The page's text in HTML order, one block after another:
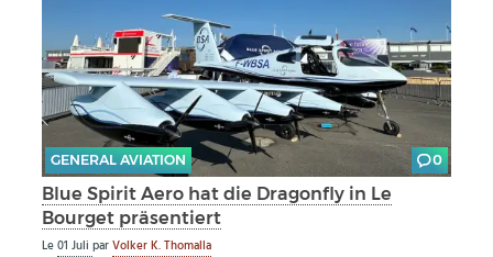
HELIKOPTER
BERUFE
AERO-KULTUR
GENERAL AVIATION 0
Blue Spirit Aero hat die Dragonfly in Le
Bourget präsentiert
Le01 JuliparVolker K. Thomalla